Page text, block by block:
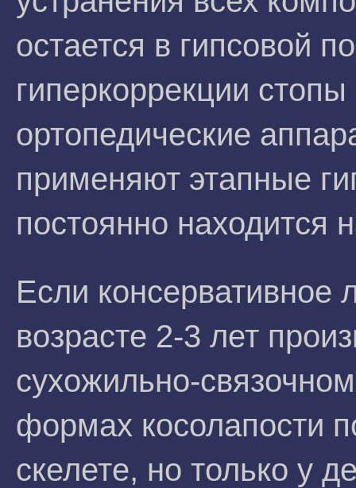
остается в гипсовой
гиперкоррекции
ортопедические
применяют этапные
постоянно находится
Если консервативное
возрасте 2-3 лет
сухожильно-
формах косолапости
скелете, но только у